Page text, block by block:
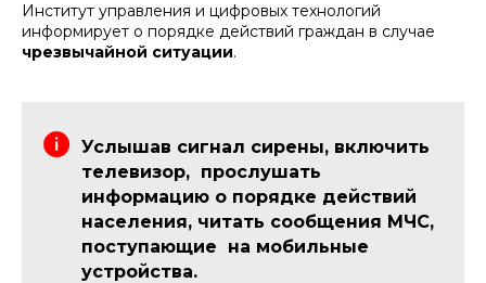
Институт управления и цифровых технологий
информирует о порядке действий граждан в случае
чрезвычайной ситуации.
Услышав сигнал сирены, включить
телевизор, прослушать
информацию о порядке действий
населения, читать сообщения МЧС,
поступающие на мобильные
устройства.